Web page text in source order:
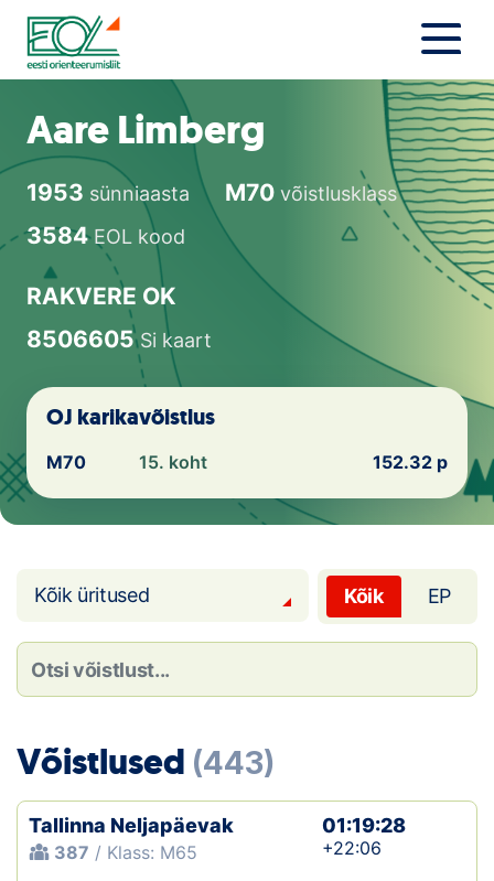
Liigu
sisu
juurde
Estonian Orienteering Federation
Alustajale
Orienteerujale
Eesti Orienteerumine 100!
Toetamine
Telli litsents!
Loha
EOL
Galerii
Kalender
Koondised
Tule klubisse!
Aare Limberg
1953 sünniaasta M70 võistlusklass
3584EOL kood
RAKVERE OK
8506605Si kaart
OJ karikavõistlus
M70 15. koht 152.32 p
Kõik üritused Kõik EP
Võistlused (443)
Tallinna Neljapäevak
387 / Klass: M65
01:19:28
+22:06